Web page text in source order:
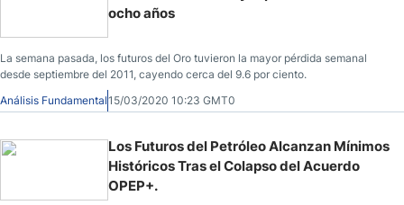
ocho años
La semana pasada, los futuros del Oro tuvieron la mayor pérdida semanal
desde septiembre del 2011, cayendo cerca del 9.6 por ciento.
Análisis Fundamental15/03/2020 10:23 GMT0
Los Futuros del Petróleo Alcanzan Mínimos
Históricos Tras el Colapso del Acuerdo
OPEP+.